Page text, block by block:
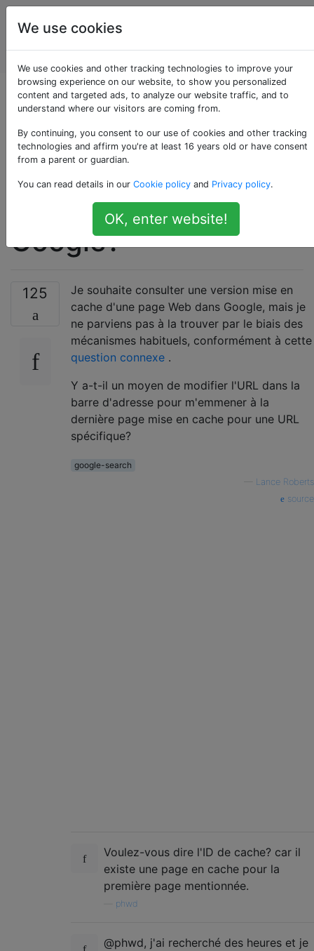
Des
applications
Web
Comment modifier
une URL pour obtenir
une version de page
mise en cache par
Google?
125
Je souhaite consulter une version mise en
cache d'une page Web dans Google, mais je
ne parviens pas à la trouver par le biais des
mécanismes habituels, conformément à cette
question connexe .
Y a-t-il un moyen de modifier l'URL dans la
barre d'adresse pour m'emmener à la
dernière page mise en cache pour une URL
spécifique?
google-search
Lance Roberts
source
Voulez-vous dire l'ID de cache? car il
existe une page en cache pour la
première page mentionnée.
phwd
@phwd, j'ai recherché des heures et je
We use cookies
We use cookies and other tracking technologies to improve your
browsing experience on our website, to show you personalized
content and targeted ads, to analyze our website traffic, and to
understand where our visitors are coming from.
By continuing, you consent to our use of cookies and other tracking
technologies and affirm you're at least 16 years old or have consent
from a parent or guardian.
You can read details in our Cookie policy and Privacy policy.
OK, enter website!